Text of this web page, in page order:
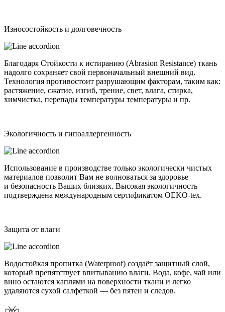
Износостойкость и долговечность
Благодаря Стойкости к истиранию (Abrasion Resistance) ткань
надолго сохраняет свой первоначальный внешний вид.
Технология противостоит разрушающим факторам, таким как:
растяжение, сжатие, изгиб, трение, свет, влага, стирка,
химчистка, перепады температуры температуры и пр.
Экологичность и гипоаллергенность
Использование в производстве только экологически чистых
материалов позволит Вам не волноваться за здоровье
и безопасность Ваших близких. Высокая экологичность
подтверждена международным сертификатом OEKO-tex.
Защита от влаги
Водостойкая пропитка (Waterproof) создаёт защитный слой,
который препятствует впитыванию влаги. Вода, кофе, чай или
вино остаются каплями на поверхности ткани и легко
удаляются сухой салфеткой — без пятен и следов.